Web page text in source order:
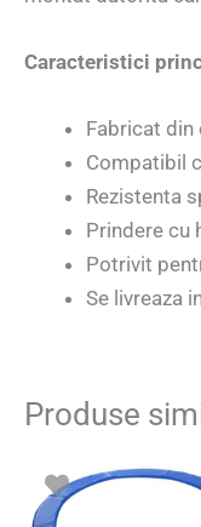
Caracteristici
Fabricat din
Compatibil
Rezistenta
Prindere cu
Potrivit
Se livreaza
Produse